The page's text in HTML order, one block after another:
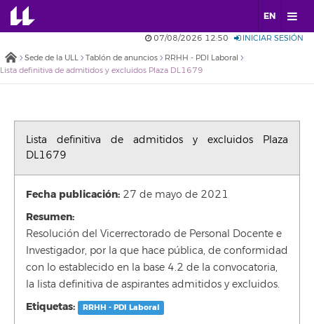
EN
07/08/2026 12:50 INICIAR SESIÓN
Sede de la ULL Tablón de anuncios
RRHH - PDI Laboral
Lista definitiva de admitidos y excluidos Plaza DL1679
Lista definitiva de admitidos y excluidos Plaza
DL1679
Fecha publicación: 27 de mayo de 2021
Resumen:
Resolución del Vicerrectorado de Personal Docente e
Investigador, por la que hace pública, de conformidad
con lo establecido en la base 4.2 de la convocatoria,
la lista definitiva de aspirantes admitidos y excluidos.
Etiquetas: RRHH - PDI Laboral